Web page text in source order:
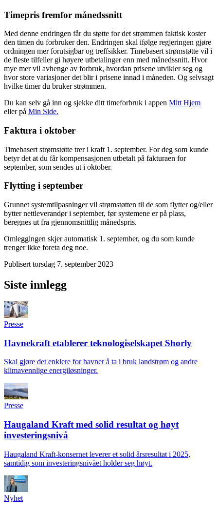
Timepris fremfor månedssnitt
Med denne endringen får du støtte for det strømmen faktisk koster
den timen du forbruker den. Endringen skal ifølge regjeringen gjøre
ordningen mer forutsigbar og treffsikker. Timebasert strømstøtte vil i
de fleste tilfeller gi høyere utbetalinger enn med månedssnitt. Hvor
mye mer vil avhenge av forbruk, hvordan prisene utvikler seg og
hvor store variasjoner det blir i prisene innad i måneden. Og selvsagt
hvilke timer du bruker strømmen.
Du kan selv gå inn og sjekke ditt timeforbruk i appen Mitt Hjem
eller på Min Side.
Faktura i oktober
Timebasert strømstøtte trer i kraft 1. september. For deg som kunde
betyr det at du får kompensasjonen utbetalt på fakturaen for
september, som sendes ut i oktober.
Flytting i september
Grunnet systemtilpasninger vil strømstøtten til de som flytter og/eller
bytter nettleverandør i september, før systemene er på plass,
beregnes ut fra gjennomsnittlig månedspris.
Omleggingen skjer automatisk 1. september, og du som kunde
trenger ikke foreta deg noe.
Publisert torsdag 7. september 2023
Siste innlegg
Presse
Havnekraft etablerer teknologiselskapet Shorly
Skal gjøre det enklere for havner å ta i bruk landstrøm og andre
klimavennlige energiløsninger.
Presse
Haugaland Kraft med solid resultat og høyt
investeringsnivå
Haugaland Kraft-konsernet leverer et solid årsresultat i 2025,
samtidig som investeringsnivået holder seg høyt.
Nyhet